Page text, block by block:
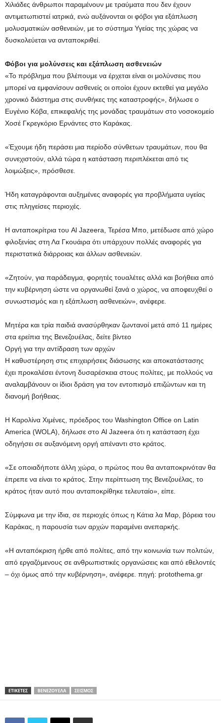
Χιλιάδες άνθρωποι παραμένουν με τραύματα που δεν έχουν
αντιμετωπιστεί ιατρικά, ενώ αυξάνονται οι φόβοι για εξάπλωση
μολυσματικών ασθενειών, με το σύστημα Υγείας της χώρας να
δυσκολεύεται να ανταποκριθεί.
Φόβοι για μολύνσεις και εξάπλωση ασθενειών
«Το πρόβλημα που βλέπουμε να έρχεται είναι οι μολύνσεις που
μπορεί να εμφανίσουν ασθενείς οι οποίοι έχουν εκτεθεί για μεγάλο
χρονικό διάστημα στις συνθήκες της καταστροφής», δήλωσε ο
Ευγένιο Κόβα, επικεφαλής της μονάδας τραυμάτων στο νοσοκομείο
Χοσέ Γκρεγκόριο Ερνάντες στο Καράκας.
«Έχουμε ήδη περάσει μια περίοδο σύνθετων τραυμάτων, που θα
συνεχιστούν, αλλά τώρα η κατάσταση περιπλέκεται από τις
λοιμώξεις», πρόσθεσε.
Ήδη καταγράφονται αυξημένες αναφορές για προβλήματα υγείας
στις πληγείσες περιοχές.
Η ανταποκρίτρια του Al Jazeera, Τερέσα Μπο, μετέδωσε από χώρο
φιλοξενίας στη Λα Γκουάιρα ότι υπάρχουν πολλές αναφορές για
περιστατικά διάρροιας και άλλων ασθενειών.
«Ζητούν, για παράδειγμα, φορητές τουαλέτες αλλά και βοήθεια από
την κυβέρνηση ώστε να οργανωθεί ξανά ο χώρος, να αποφευχθεί ο
συνωστισμός και η εξάπλωση ασθενειών», ανέφερε.
Μητέρα και τρία παιδιά ανασύρθηκαν ζωντανοί μετά από 11 ημέρες
στα ερείπια της Βενεζουέλας, δείτε βίντεο
Οργή για την αντίδραση των αρχών
Η καθυστέρηση στις επιχειρήσεις διάσωσης και αποκατάστασης
έχει προκαλέσει έντονη δυσαρέσκεια στους πολίτες, με πολλούς να
αναλαμβάνουν οι ίδιοι δράση για τον εντοπισμό επιζώντων και τη
διανομή βοήθειας.
Η Καρολίνα Χιμένες, πρόεδρος του Washington Office on Latin
America (WOLA), δήλωσε στο Al Jazeera ότι η κατάσταση έχει
οδηγήσει σε αυξανόμενη οργή απέναντι στο κράτος.
«Σε οποιαδήποτε άλλη χώρα, ο πρώτος που θα ανταποκρινόταν θα
έπρεπε να είναι το κράτος. Στην περίπτωση της Βενεζουέλας, το
κράτος ήταν αυτό που ανταποκρίθηκε τελευταίο», είπε.
Σύμφωνα με την ίδια, σε περιοχές όπως η Κάτια λα Μαρ, βόρεια του
Καράκας, η παρουσία των αρχών παραμένει ανεπαρκής.
«Η ανταπόκριση ήρθε από πολίτες, από την κοινωνία των πολιτών,
από εργαζόμενους σε ανθρωπιστικές οργανώσεις και από εθελοντές
– όχι όμως από την κυβέρνηση», ανέφερε. πηγή: protothema.gr
ΕΤΙΚΕΤΕΣ ΒΕΝΕΖΟΥΈΛΑ ΣΕΙΣΜΌΣ